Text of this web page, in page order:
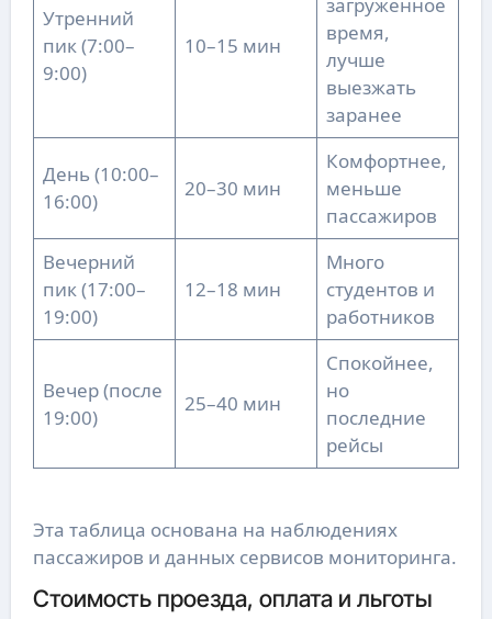
Утренний
пик (7:00–
9:00)
10–15 мин
загруженное
время,
лучше
выезжать
заранее
День (10:00–
16:00)
20–30 мин
Комфортнее,
меньше
пассажиров
Вечерний
пик (17:00–
19:00)
12–18 мин
Много
студентов и
работников
Вечер (после
19:00)
25–40 мин
Спокойнее,
но
последние
рейсы
Эта таблица основана на наблюдениях
пассажиров и данных сервисов мониторинга.
Стоимость проезда, оплата и льготы